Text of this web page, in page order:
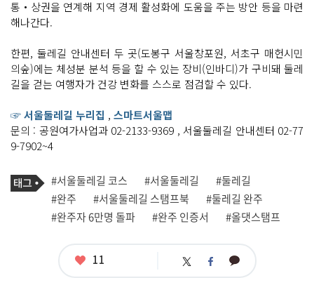
통‧상권을 연계해 지역 경제 활성화에 도움을 주는 방안 등을 마련
해나간다.
한편, 둘레길 안내센터 두 곳(도봉구 서울창포원, 서초구 매헌시민
의숲)에는 체성분 분석 등을 할 수 있는 장비(인바디)가 구비돼 둘레
길을 걷는 여행자가 건강 변화를 스스로 점검할 수 있다.
☞ 서울둘레길 누리집 , 스마트서울맵
문의 : 공원여가사업과 02-2133-9369 , 서울둘레길 안내센터 02-77
9-7902~4
기
사
관
련
태
태
그
#서울둘레길 코스 #서울둘레길
#둘레길
#완주
#서울둘레길 스탬프북
#둘레길 완주
#완주자 6만명 돌파
#완주 인증서 #올댓스탬프
좋
11 트 페 카